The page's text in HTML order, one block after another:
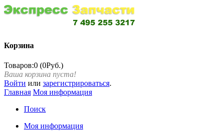
Корзина
Товаров:0 (0Руб.)
Ваша корзина пуста!
Войти или зарегистрироваться.
Главная Моя информация
Поиск
Моя информация